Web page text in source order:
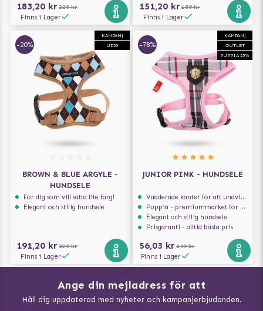
183,20 kr 229 kr
Finns i Lager
151,20 kr 189 kr
Finns i Lager
KAMPANJ
UP20
-20%
BROWN & BLUE ARGYLE -
HUNDSELE
För dig som vill sätta lite färg!
Elegant och stilig hundsele
191,20 kr 239 kr
Finns i Lager
KAMPANJ
OUTLET
PUPPIA 25%
-78%
JUNIOR PINK - HUNDSELE
Vadderade kanter för att undvika skav
Puppia - premiummärket för hundselar
Elegant och stilig hundsele
Prisgaranti - alltid bästa pris
56,03 kr 249 kr
Finns i Lager
Ange din mejladress för att
Håll dig uppdaterad med nyheter och kampanjerbjudanden.
Vad kan hundar äta?